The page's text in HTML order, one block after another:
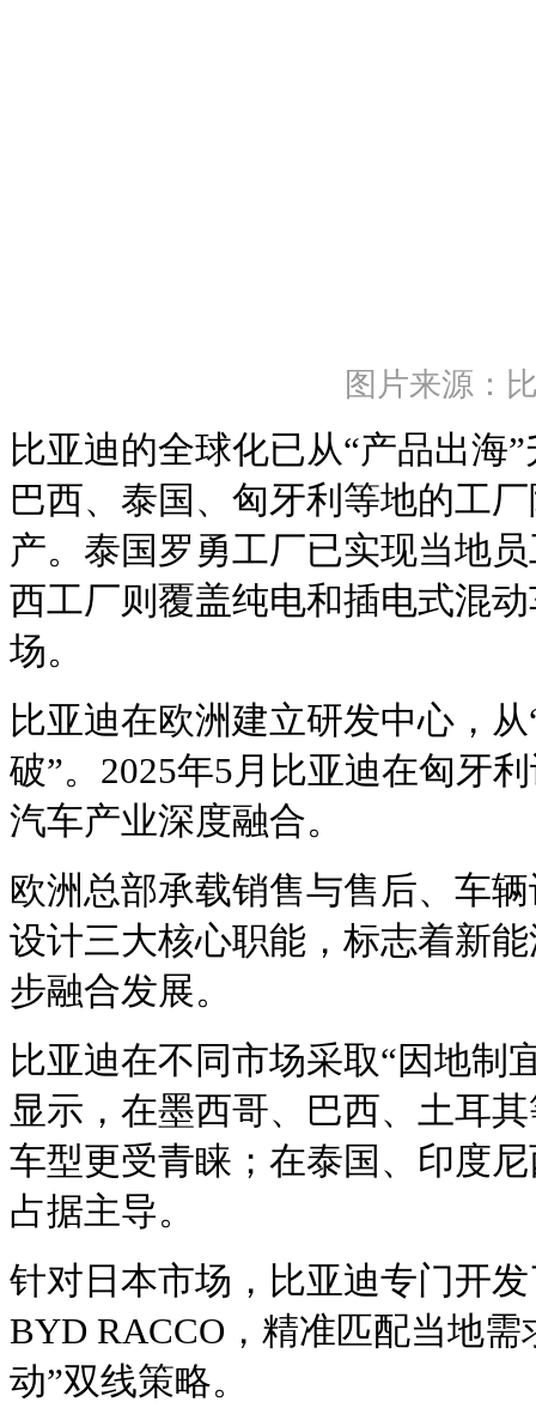
图片来源：
比亚迪的全球化已从“产品出海
巴西、泰国、匈牙利等地的工
产。泰国罗勇工厂已实现当地
西工厂则覆盖纯电和插电式混
场。
比亚迪在欧洲建立研发中心，
破”。2025年5月比亚迪在匈牙
汽车产业深度融合。
欧洲总部承载销售与售后、车
设计三大核心职能，标志着新
步融合发展。
比亚迪在不同市场采取“因地制
显示，在墨西哥、巴西、土耳
车型更受青睐；在泰国、印度
占据主导。
针对日本市场，比亚迪专门开
BYD RACCO，精准匹配当地
动”双线策略。